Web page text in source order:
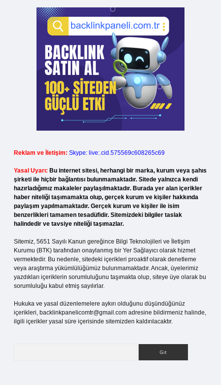
Reklam ve İletişim: Skype: live:.cid.575569c608265c69
Yasal Uyarı: Bu internet sitesi, herhangi bir marka, kurum veya şahıs
şirketi ile hiçbir bağlantısı bulunmamaktadır. Sitede yalnızca kendi
hazırladığımız makaleler paylaşılmaktadır. Burada yer alan içerikler
haber niteliği taşımamakta olup, gerçek kurum ve kişiler hakkında
paylaşım yapılmamaktadır. Gerçek kurum ve kişiler ile isim
benzerlikleri tamamen tesadüfidir. Sitemizdeki bilgiler taslak
halindedir ve tavsiye niteliği taşımazlar.
Sitemiz, 5651 Sayılı Kanun gereğince Bilgi Teknolojileri ve İletişim
Kurumu (BTK) tarafından onaylanmış bir Yer Sağlayıcı olarak hizmet
vermektedir. Bu nedenle, sitedeki içerikleri proaktif olarak denetleme
veya araştırma yükümlülüğümüz bulunmamaktadır. Ancak, üyelerimiz
yazdıkları içeriklerin sorumluluğunu taşımakta olup, siteye üye olarak bu
sorumluluğu kabul etmiş sayılırlar.
Hukuka ve yasal düzenlemelere aykırı olduğunu düşündüğünüz
içerikleri, backlinkpanelicomtr@gmail.com adresine bildirmeniz halinde,
ilgili içerikler yasal süre içerisinde sitemizden kaldırılacaktır.